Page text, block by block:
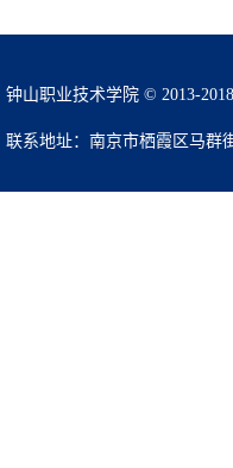
钟山职业技术学院 © 2013-
联系地址：南京市栖霞区马群